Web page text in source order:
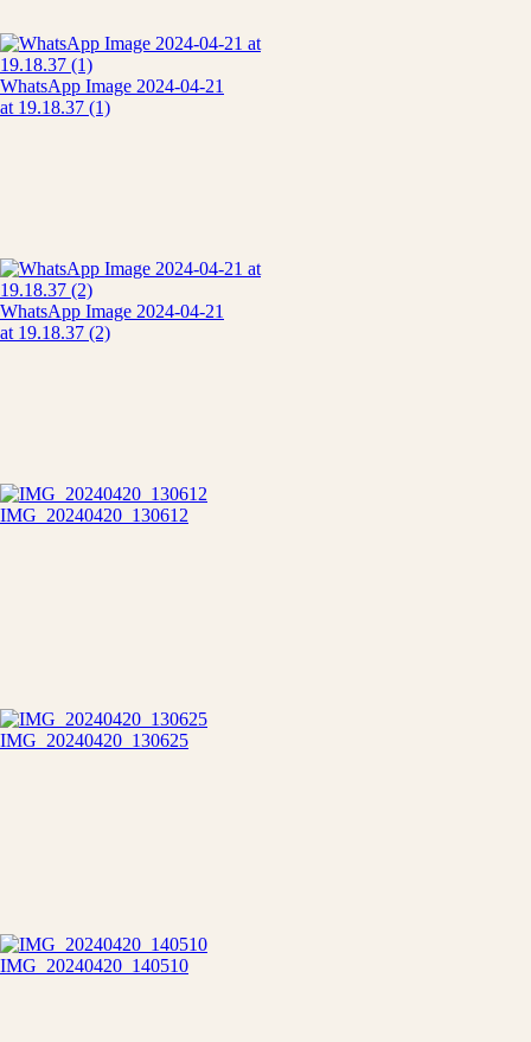
WhatsApp Image 2024-04-21
at 19.18.37 (1)
WhatsApp Image 2024-04-21
at 19.18.37 (2)
IMG_20240420_130612
IMG_20240420_130625
IMG_20240420_140510